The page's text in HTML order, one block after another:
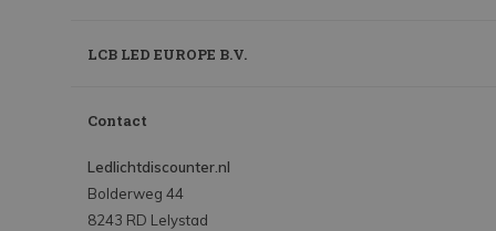
LCB LED EUROPE B.V.
Contact
Ledlichtdiscounter.nl
Bolderweg 44
8243 RD Lelystad